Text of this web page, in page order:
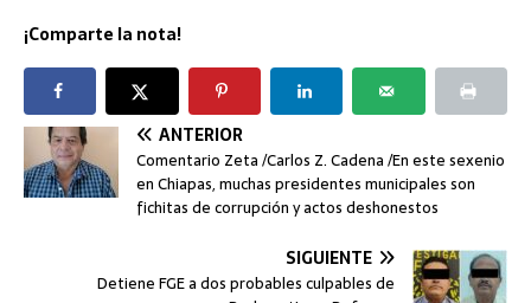
¡Comparte la nota!
ANTERIOR
Comentario Zeta /Carlos Z. Cadena /En este sexenio
en Chiapas, muchas presidentes municipales son
fichitas de corrupción y actos deshonestos
SIGUIENTE
Detiene FGE a dos probables culpables de